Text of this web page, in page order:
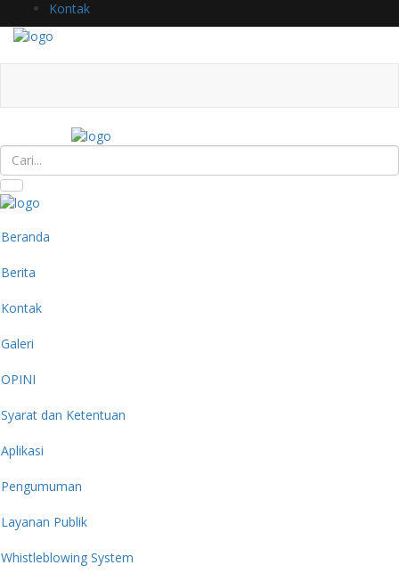
Kontak
Beranda
Berita
Kontak
Galeri
OPINI
Syarat dan Ketentuan
Aplikasi
Pengumuman
Layanan Publik
Whistleblowing System